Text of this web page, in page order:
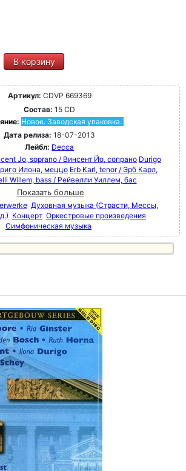
В корзину
Артикул: CDVP 669369
Состав: 15 CD
Новое. Заводская упаковка.
Дата релиза: 18-07-2013
Лейбл: Decca
Jo, soprano / Винсент Йо, сопрано Durigo
Илона, меццо Erb Karl, tenor / Эрб Карл,
Willem, bass / Рейвелли Уиллем, бас
Показать больше
Духовная музыка (Страсти, Мессы,
Концерт Оркестровые произведения
Симфоническая музыка